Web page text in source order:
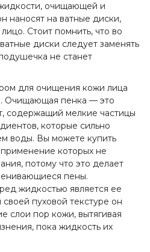
очищающей и
наносят на ватные диски,
Стоит помнить, что во
диски следует заменять
не станет
для очищения кожи лица
Очищающая пенка — это
содержащий мелкие частицы
которые сильно
воды. Вы можете купить
применение которых не
потому что это делает
пены.
жидкостью является ее
пуховой текстуре он
слои пор кожи, вытягивая
пока жидкость их